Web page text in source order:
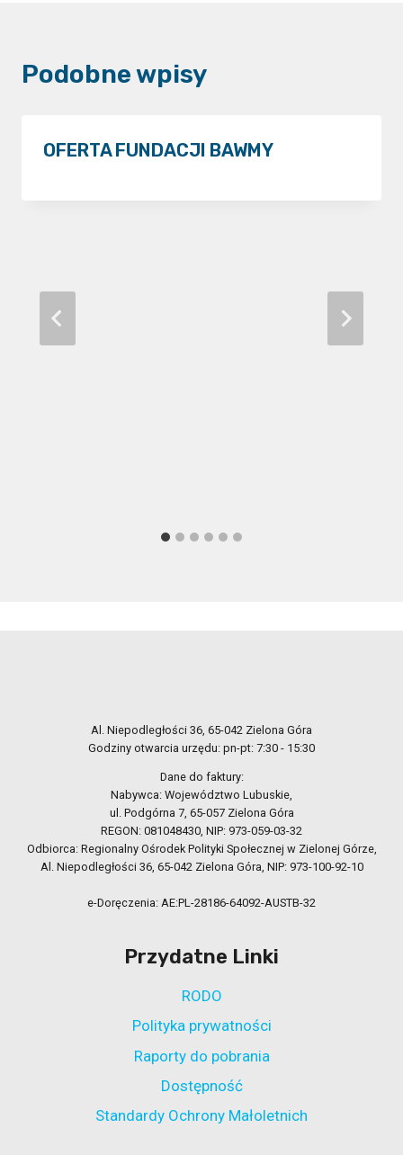
Podobne wpisy
OFERTA FUNDACJI BAWMY
Al. Niepodległości 36, 65-042 Zielona Góra
Godziny otwarcia urzędu: pn-pt: 7:30 - 15:30
Dane do faktury:
Nabywca: Województwo Lubuskie,
ul. Podgórna 7, 65-057 Zielona Góra
REGON: 081048430, NIP: 973-059-03-32
Odbiorca: Regionalny Ośrodek Polityki Społecznej w Zielonej Górze,
Al. Niepodległości 36, 65-042 Zielona Góra, NIP: 973-100-92-10
e-Doręczenia: AE:PL-28186-64092-AUSTB-32
Przydatne Linki
RODO
Polityka prywatności
Raporty do pobrania
Dostępność
Standardy Ochrony Małoletnich